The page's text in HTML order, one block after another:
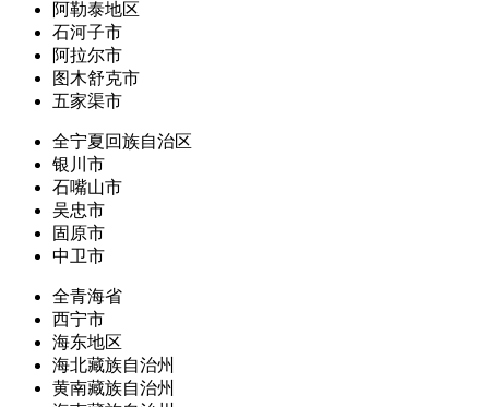
阿勒泰地区
石河子市
阿拉尔市
图木舒克市
五家渠市
全宁夏回族自治区
银川市
石嘴山市
吴忠市
固原市
中卫市
全青海省
西宁市
海东地区
海北藏族自治州
黄南藏族自治州